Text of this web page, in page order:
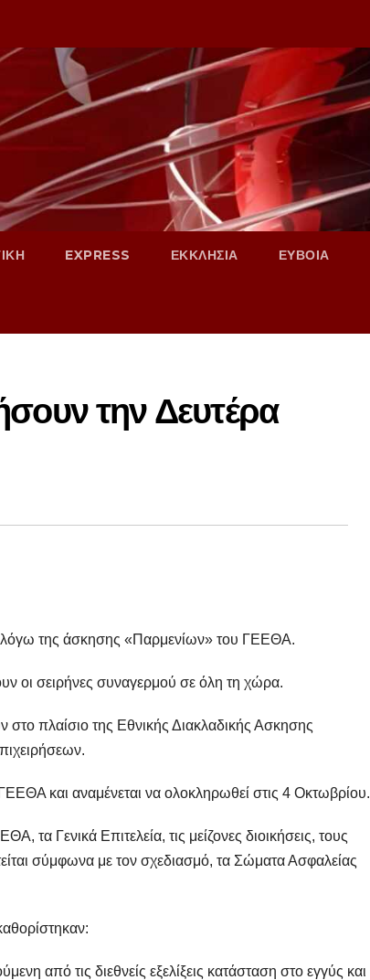
EXPRESS ΕΚΚΛΗΣΙΑ ΕΥΒΟΙΑ
την Δευτέρα
λόγω της άσκησης «Παρμενίων» του ΓΕΕΘΑ.
οι σειρήνες συναγερμού σε όλη τη χώρα.
στο πλαίσιο της Εθνικής Διακλαδικής Ασκησης
και αναμένεται να ολοκληρωθεί στις 4 Οκτωβρίου.
Γενικά Επιτελεία, τις μείζονες διοικήσεις, τους
σύμφωνα με τον σχεδιασμό, τα Σώματα Ασφαλείας
από τις διεθνείς εξελίξεις κατάσταση στο εγγύς και